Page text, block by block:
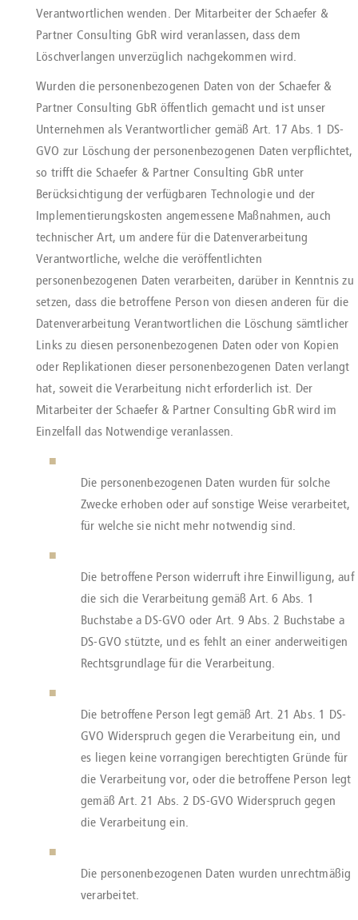
Verantwortlichen wenden. Der Mitarbeiter der Schaefer &
Partner Consulting GbR wird veranlassen, dass dem
Löschverlangen unverzüglich nachgekommen wird.
Wurden die personenbezogenen Daten von der Schaefer &
Partner Consulting GbR öffentlich gemacht und ist unser
Unternehmen als Verantwortlicher gemäß Art. 17 Abs. 1 DS-
GVO zur Löschung der personenbezogenen Daten verpflichtet,
so trifft die Schaefer & Partner Consulting GbR unter
Berücksichtigung der verfügbaren Technologie und der
Implementierungskosten angemessene Maßnahmen, auch
technischer Art, um andere für die Datenverarbeitung
Verantwortliche, welche die veröffentlichten
personenbezogenen Daten verarbeiten, darüber in Kenntnis zu
setzen, dass die betroffene Person von diesen anderen für die
Datenverarbeitung Verantwortlichen die Löschung sämtlicher
Links zu diesen personenbezogenen Daten oder von Kopien
oder Replikationen dieser personenbezogenen Daten verlangt
hat, soweit die Verarbeitung nicht erforderlich ist. Der
Mitarbeiter der Schaefer & Partner Consulting GbR wird im
Einzelfall das Notwendige veranlassen.
Die personenbezogenen Daten wurden für solche
Zwecke erhoben oder auf sonstige Weise verarbeitet,
für welche sie nicht mehr notwendig sind.
Die betroffene Person widerruft ihre Einwilligung, auf
die sich die Verarbeitung gemäß Art. 6 Abs. 1
Buchstabe a DS-GVO oder Art. 9 Abs. 2 Buchstabe a
DS-GVO stützte, und es fehlt an einer anderweitigen
Rechtsgrundlage für die Verarbeitung.
Die betroffene Person legt gemäß Art. 21 Abs. 1 DS-
GVO Widerspruch gegen die Verarbeitung ein, und
es liegen keine vorrangigen berechtigten Gründe für
die Verarbeitung vor, oder die betroffene Person legt
gemäß Art. 21 Abs. 2 DS-GVO Widerspruch gegen
die Verarbeitung ein.
Die personenbezogenen Daten wurden unrechtmäßig
verarbeitet.